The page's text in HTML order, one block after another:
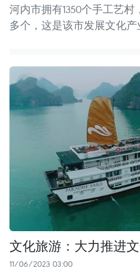
河内市拥有1350个手工艺
多个，这是该市发展文化产
文化旅游：大力推进
11/06/2023 03:00